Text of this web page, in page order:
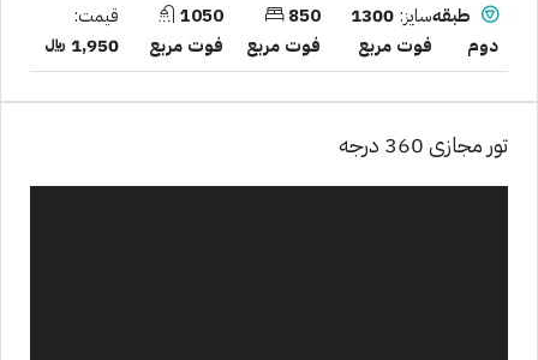
طبقه
دوم
سایز:1300
فوت مربع
850
فوت مربع
1050
فوت مربع
قیمت:
1,950 ﷼
تور مجازی 360 درجه